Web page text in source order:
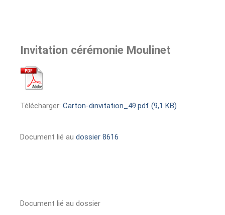
Invitation cérémonie Moulinet
Télécharger: Carton-dinvitation_49.pdf (9,1 KB)
Document lié au dossier 8616
Document lié au dossier